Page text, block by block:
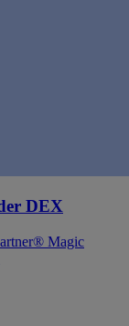
DEX
Magic